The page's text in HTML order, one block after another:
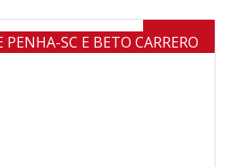
Venda
SC E BETO CARRERO